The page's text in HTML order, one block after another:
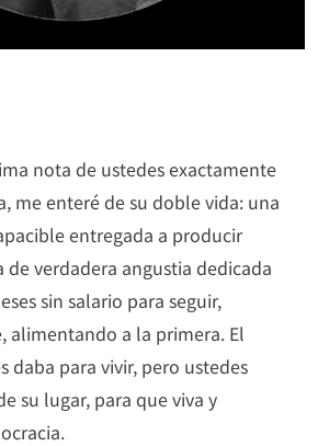
nota de ustedes exactamente
me enteré de su doble vida: una
entregada a producir
verdadera angustia dedicada
sin salario para seguir,
alimentando a la primera. El
daba para vivir, pero ustedes
su lugar, para que viva y